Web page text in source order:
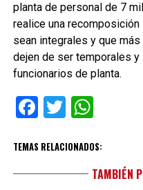
planta de personal de 7
realice una
sean integrales y que
dejen de ser temporales
funcionarios de planta.
Facebook
Twitter
TEMAS RELACIONADOS:
TAMBIÉN